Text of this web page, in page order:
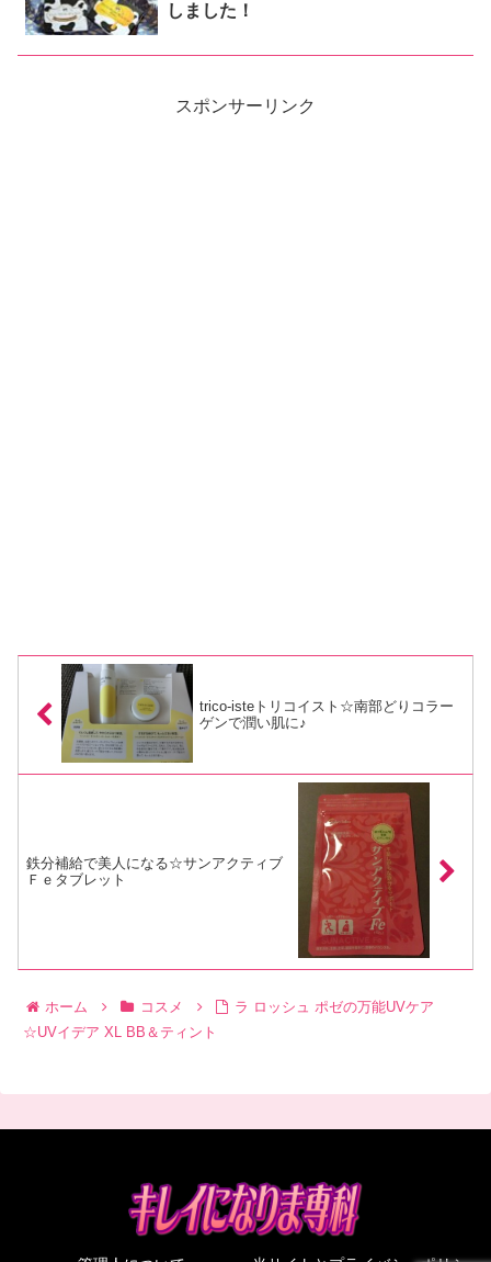
しました！
スポンサーリンク
trico-isteトリコイスト☆南部どりコラー
ゲンで潤い肌に♪
鉄分補給で美人になる☆サンアクティブ
Ｆｅタブレット
ホーム コスメ
ラ ロッシュ ポゼの万能UVケア
☆UVイデア XL BB＆ティント